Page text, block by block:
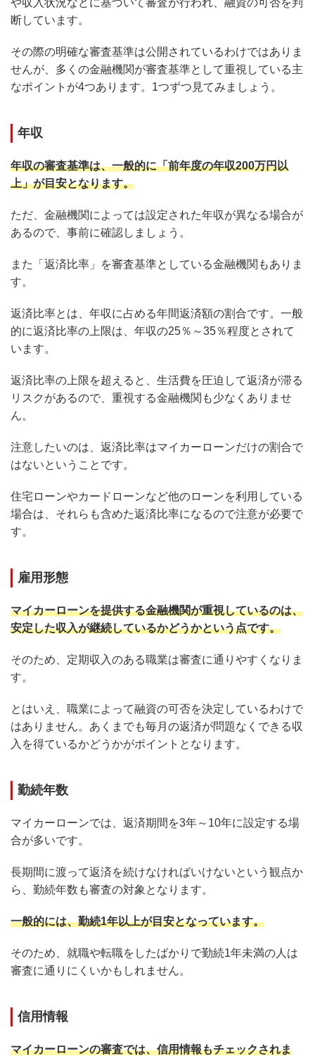
断しています。
その際の明確な審査基準は公開されているわけではありま
せんが、多くの金融機関が審査基準として重視している主
なポイントが4つあります。1つずつ見てみましょう。
年収
年収の審査基準は、一般的に「前年度の年収200万円以
上」が目安となります。
ただ、金融機関によっては設定された年収が異なる場合が
あるので、事前に確認しましょう。
また「返済比率」を審査基準としている金融機関もありま
す。
返済比率とは、年収に占める年間返済額の割合です。一般
的に返済比率の上限は、年収の25％～35％程度とされて
います。
返済比率の上限を超えると、生活費を圧迫して返済が滞る
リスクがあるので、重視する金融機関も少なくありませ
ん。
注意したいのは、返済比率はマイカーローンだけの割合で
はないということです。
住宅ローンやカードローンなど他のローンを利用している
場合は、それらも含めた返済比率になるので注意が必要で
す。
雇用形態
マイカーローンを提供する金融機関が重視しているのは、
安定した収入が継続しているかどうかという点です。
そのため、定期収入のある職業は審査に通りやすくなりま
す。
とはいえ、職業によって融資の可否を決定しているわけで
はありません。あくまでも毎月の返済が問題なくできる収
入を得ているかどうかがポイントとなります。
勤続年数
マイカーローンでは、返済期間を3年～10年に設定する場
合が多いです。
長期間に渡って返済を続けなければいけないという観点か
ら、勤続年数も審査の対象となります。
一般的には、勤続1年以上が目安となっています。
そのため、就職や転職をしたばかりで勤続1年未満の人は
審査に通りにくいかもしれません。
信用情報
マイカーローンの審査では、信用情報もチェックされま